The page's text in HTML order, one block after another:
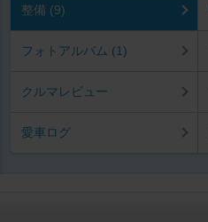
整備 (9)
フォトアルバム (1)
クルマレビュー
愛車ログ